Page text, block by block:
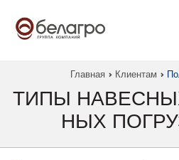
Главная Клиентам
ТИПЫ
НЫХ